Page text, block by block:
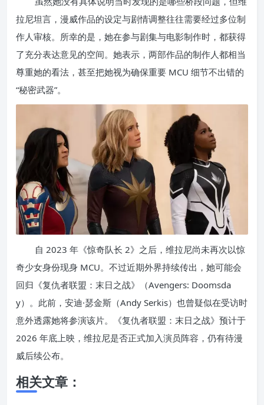
拉尼坦言，漫威作品的设定与剧情调整往往需要经过多位制
作人审核。所幸的是，她在参与剧集与电影制作时，都获得
了充分表达意见的空间。她表示，两部作品的制作人都相当
尊重她的看法，甚至把她视为确保重要 MCU 细节不出错的
“秘密武器”。
自 2023 年《惊奇队长 2》之后，维拉尼尚未再次以惊
奇少女身份现身 MCU。不过近期外界持续传出，她可能会
回归《复仇者联盟：末日之战》（Avengers: Doomsda
y）。此前，安迪·瑟金斯（Andy Serkis）也曾疑似在受访时
意外透露她将参演该片。《复仇者联盟：末日之战》预计于
2026 年底上映，维拉尼是否正式加入演员阵容，仍有待漫
威后续公布。
相关文章：